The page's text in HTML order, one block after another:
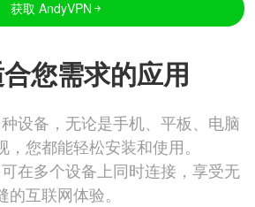
获取 AndyVPN
您需求的应用
设备，无论是手机、平板、电脑
您都能轻松安装和使用。
在多个设备上同时连接，享受无
的互联网体验。